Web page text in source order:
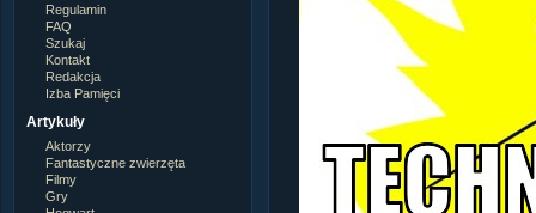
Regulamin
FAQ
Szukaj
Kontakt
Redakcja
Izba Pamięci
Artykuły
Aktorzy
Fantastyczne zwierzęta
Filmy
Gry